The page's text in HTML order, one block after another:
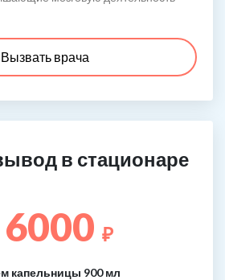
Вызвать врача
в стационаре
6000 ₽
капельницы 900 мл